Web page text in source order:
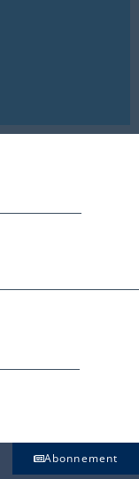
Abonnement